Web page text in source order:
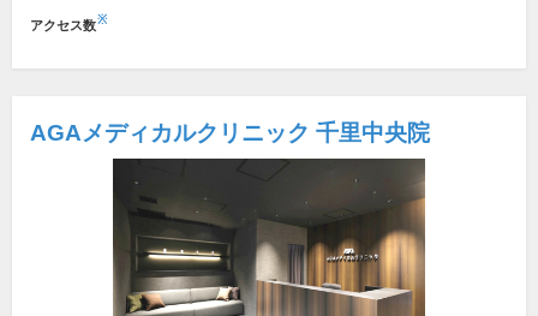
アクセス数※
AGAメディカルクリニック 千里中央院